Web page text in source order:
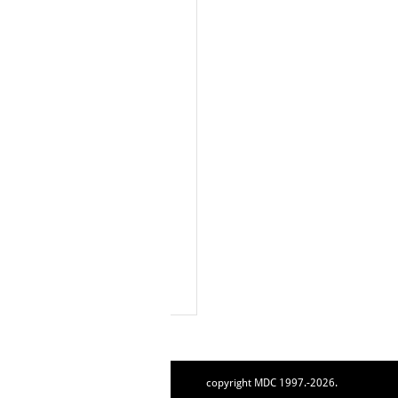
copyright MDC 1997.-2026.